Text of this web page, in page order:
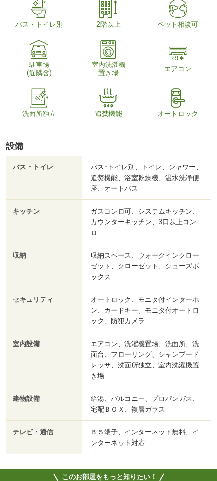
バス・トイレ別 2階以上 ペット相談可
駐車場
(近隣含)
室内洗濯機
置き場
エアコン
洗面所独立 追焚機能 オートロック
設備
バス・トイレ
バス･トイレ別、トイレ、シャワー、
追焚機能、浴室乾燥機、温水洗浄便
座、オートバス
キッチン
ガスコンロ可、システムキッチン、
カウンターキッチン、3口以上コン
ロ
収納
収納スペース、ウォークインクロー
ゼット、クローゼット、シューズボ
ックス
セキュリティ
オートロック、モニタ付インターホ
ン、カードキー、モニタ付オートロ
ック、防犯カメラ
室内設備
エアコン、洗濯機置場、洗面所、洗
面台、フローリング、シャンプード
レッサ、洗面所独立、室内洗濯機置
き場
建物設備
給湯、バルコニー、プロパンガス、
宅配ＢＯＸ、複層ガラス
テレビ・通信
ＢＳ端子、インターネット無料、イ
ンターネット対応
このお部屋をもっと知りたい！